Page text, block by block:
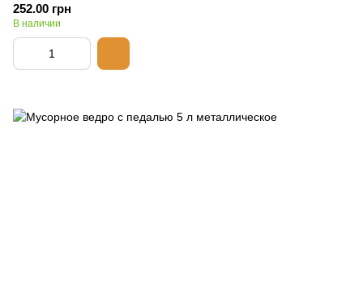
252.00 грн
В наличии